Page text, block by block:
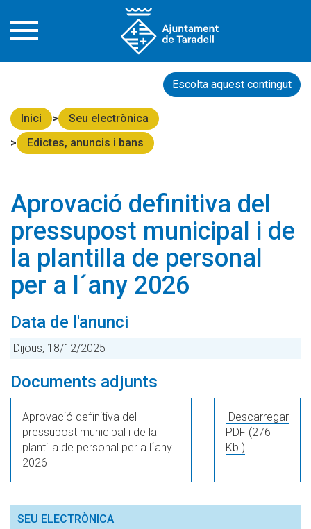
Escolta aquest contingut
Inici
Seu electrònica
Edictes, anuncis i bans
Aprovació definitiva del
pressupost municipal i de
la plantilla de personal
per a l´any 2026
Data de l'anunci
Dijous, 18/12/2025
Documents adjunts
Aprovació definitiva del
pressupost municipal i de la
plantilla de personal per a l´any
2026
Descarregar
PDF (276
Kb.)
SEU ELECTRÒNICA